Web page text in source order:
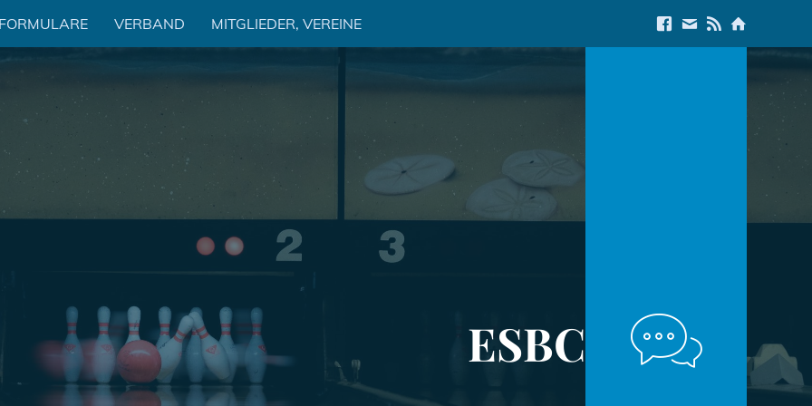
VERBAND MITGLIEDER, VEREINE Link to Facebook
E-Mail us
Link to RSS Feed
Link to
ESBC